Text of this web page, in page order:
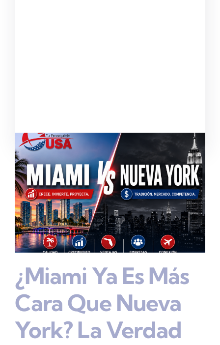
¿Miami Ya Es Más
Cara Que Nueva
York? La Verdad